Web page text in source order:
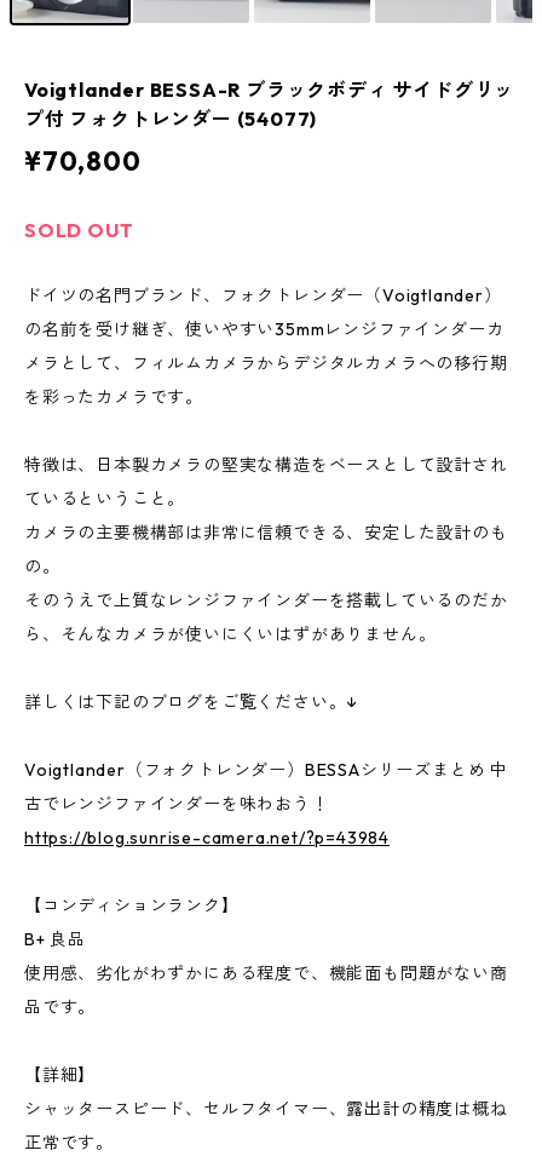
Voigtlander BESSA-R ブラックボディ サイドグリッ
プ付 フォクトレンダー (54077)
¥70,800
SOLD OUT
ドイツの名門ブランド、フォクトレンダー（Voigtlander）
の名前を受け継ぎ、使いやすい35mmレンジファインダーカ
メラとして、フィルムカメラからデジタルカメラへの移行期
を彩ったカメラです。
特徴は、日本製カメラの堅実な構造をベースとして設計され
ているということ。
カメラの主要機構部は非常に信頼できる、安定した設計のも
の。
そのうえで上質なレンジファインダーを搭載しているのだか
ら、そんなカメラが使いにくいはずがありません。
詳しくは下記のブログをご覧ください。↓
Voigtlander（フォクトレンダー）BESSAシリーズまとめ 中
古でレンジファインダーを味わおう！
https://blog.sunrise-camera.net/?p=43984
【コンディションランク】
B+ 良品
使用感、劣化がわずかにある程度で、機能面も問題がない商
品です。
【詳細】
シャッタースピード、セルフタイマー、露出計の精度は概ね
正常です。